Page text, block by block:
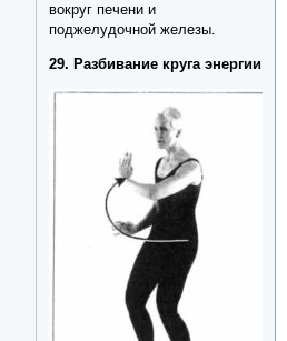
вокруг печени и
поджелудочной железы.
29. Разбивание круга энергии